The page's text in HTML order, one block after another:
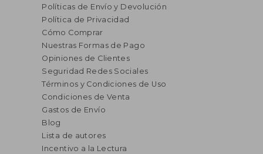
Políticas de Envío y Devolución
Política de Privacidad
Cómo Comprar
Nuestras Formas de Pago
Opiniones de Clientes
Seguridad Redes Sociales
Términos y Condiciones de Uso
Condiciones de Venta
Gastos de Envío
Blog
Lista de autores
Incentivo a la Lectura